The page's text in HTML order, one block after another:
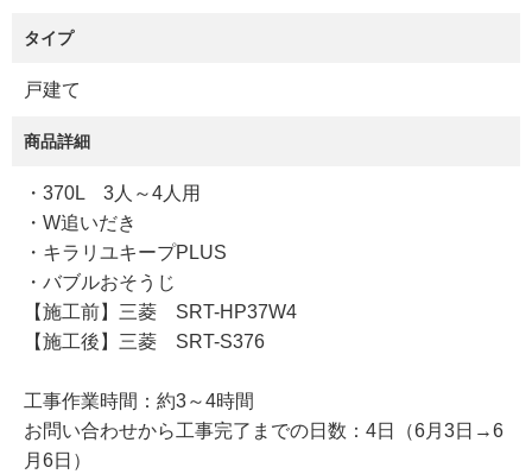
タイプ
戸建て
商品詳細
・370L 3人～4人用
・W追いだき
・キラリユキープPLUS
・バブルおそうじ
【施工前】三菱 SRT-HP37W4
【施工後】三菱 SRT-S376
工事作業時間：約3～4時間
お問い合わせから工事完了までの日数：4日（6月3日→6
月6日）